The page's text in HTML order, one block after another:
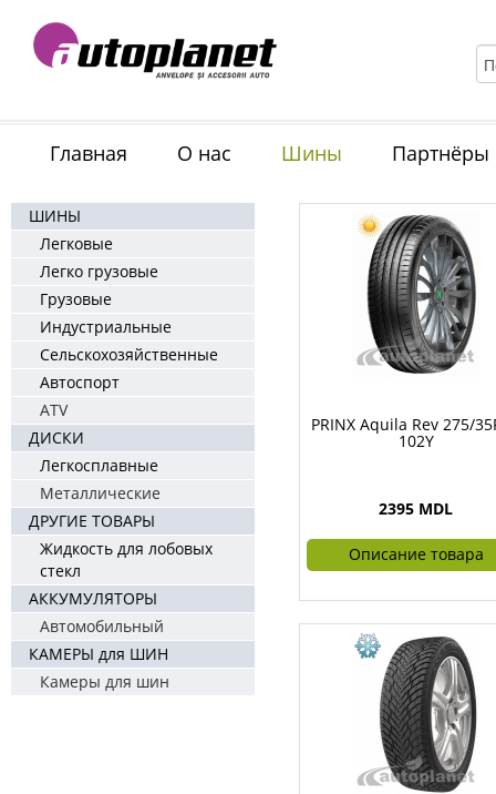
Главная О нас Шины Партнёры
ШИНЫ
Легковые
Легко грузовые
Грузовые
Индустриальные
Сельскохозяйственные
Автоспорт
ATV
ДИСКИ
Легкосплавные
Металлические
ДРУГИЕ ТОВАРЫ
Жидкость для лобовых
стекл
АККУМУЛЯТОРЫ
Автомобильный
КАМЕРЫ для ШИН
Камеры для шин
PRINX Aquila Rev 275/
102Y
2395 MDL
Описание товара